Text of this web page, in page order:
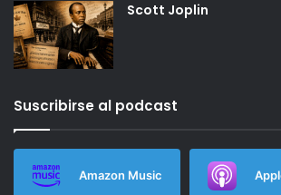
Scott Joplin
Suscribirse al podcast
Amazon Music